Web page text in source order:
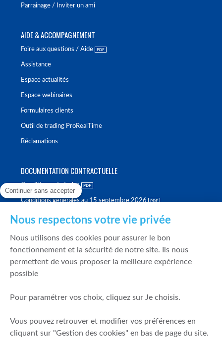
Parrainage / Inviter un ami
AIDE & ACCOMPAGNEMENT
Foire aux questions / Aide
Assistance
Espace actualités
Espace webinaires
Formulaires clients
Outil de trading ProRealTime
Réclamations
DOCUMENTATION CONTRACTUELLE
Conditions générales
Conditions générales au 15 septembre 2026
Politique de meilleure sélection
Politique de durabilité
Fonds de garantie des dépôts et de résolution
Mentions légales
Prévention de la fraude
Continuer sans accepter
Nous respectons votre vie privée
Nous utilisons des cookies pour assurer le bon
fonctionnement et la sécurité de notre site. Ils nous
permettent de vous proposer la meilleure expérience
possible
Pour paramétrer vos choix, cliquez sur Je choisis.
Vous pouvez retrouver et modifier vos préférences en
cliquant sur "Gestion des cookies" en bas de page du site.